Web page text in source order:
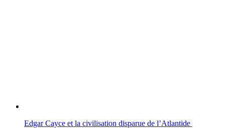
Edgar Cayce et la civilisation disparue de l’Atlantide